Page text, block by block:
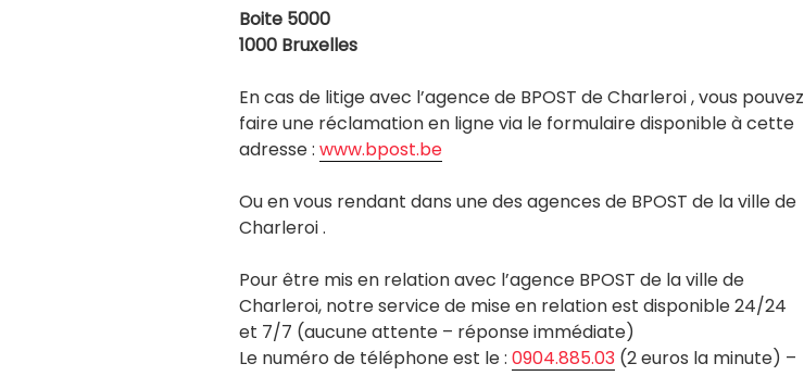
Boite 5000
1000 Bruxelles
En cas de litige avec l’agence de BPOST de Charleroi , vous pouvez
faire une réclamation en ligne via le formulaire disponible à cette
adresse : www.bpost.be
Ou en vous rendant dans une des agences de BPOST de la ville de
Charleroi .
Pour être mis en relation avec l’agence BPOST de la ville de
Charleroi, notre service de mise en relation est disponible 24/24
et 7/7 (aucune attente – réponse immédiate)
Le numéro de téléphone est le : 0904.885.03 (2 euros la minute) –